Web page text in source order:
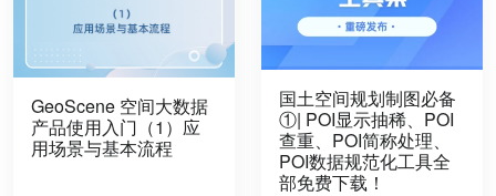
GeoScene 空间大数据
产品使用入门（1）应
用场景与基本流程
国土空间规划制图必备
①| POI显示抽稀、POI
查重、POI简称处理、
POI数据规范化工具全
部免费下载！